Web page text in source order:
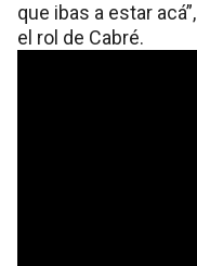
que ibas a estar
el rol de Cabré.